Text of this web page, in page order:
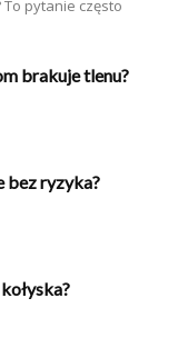
To pytanie często
brakuje tlenu?
bez ryzyka?